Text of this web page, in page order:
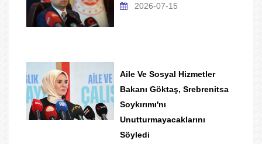
2026-07-15
Aile Ve Sosyal Hizmetler
Bakanı Göktaş, Srebrenitsa
Soykırımı'nı
Unutturmayacaklarını
Söyledi